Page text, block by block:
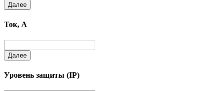
Далее
Ток, А
Далее
Уровень защиты (IP)